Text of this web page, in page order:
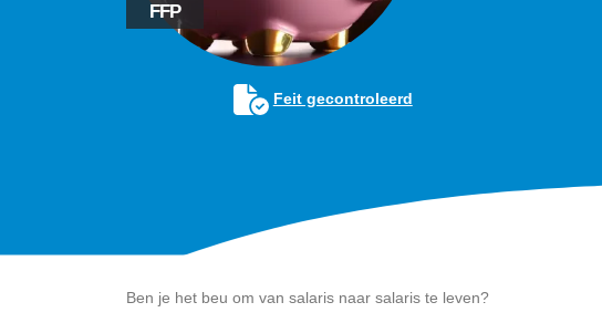
FFP
Feit gecontroleerd
Ben je het beu om van salaris naar salaris te leven?